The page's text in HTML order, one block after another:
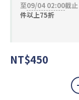
至09/04 02:00截止
件以上75折
NT$450